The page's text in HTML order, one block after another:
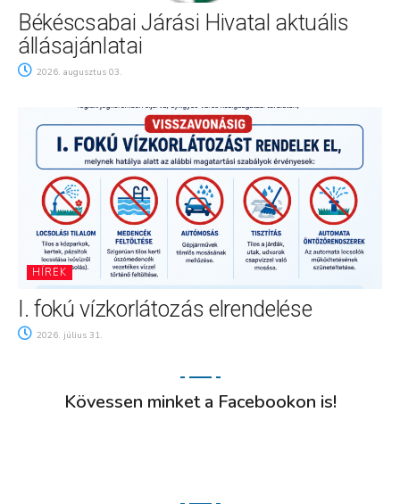
Békéscsabai Járási Hivatal aktuális
állásajánlatai
2026. augusztus 03.
HÍREK
I. fokú vízkorlátozás elrendelése
2026. július 31.
Kövessen minket a Facebookon is!